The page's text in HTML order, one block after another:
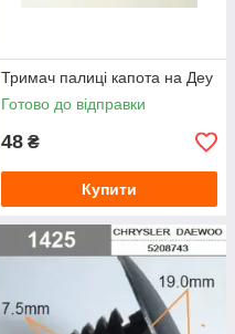
Тримач палиці капота на Деу
Готово до відправки
48 ₴
Купити